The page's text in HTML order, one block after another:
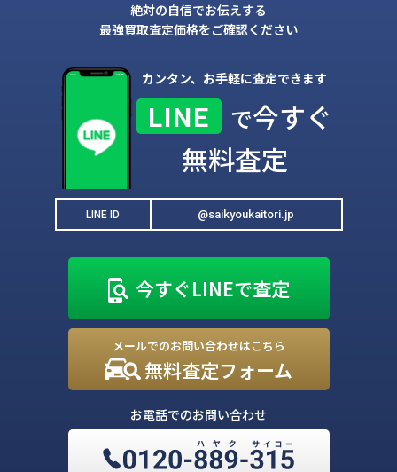
絶対の自信でお伝えする
最強買取査定価格をご確認ください
カンタン、お手軽に査定できます
LINE で今すぐ
無料査定
LINE ID @saikyoukaitori.jp
今すぐLINEで査定
メールでのお問い合わせはこちら
無料査定フォーム
お電話でのお問い合わせ